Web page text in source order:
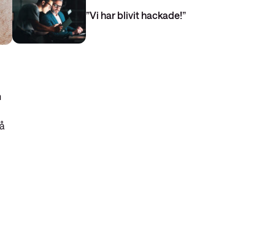
”Vi har blivit hackade!”